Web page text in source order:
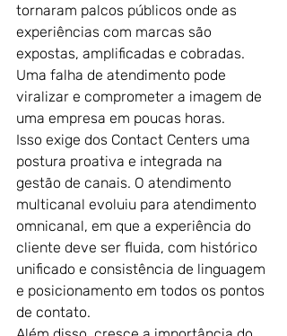
tornaram palcos públicos onde as
experiências com marcas são
expostas, amplificadas e cobradas.
Uma falha de atendimento pode
viralizar e comprometer a imagem de
uma empresa em poucas horas.
Isso exige dos Contact Centers uma
postura proativa e integrada na
gestão de canais. O atendimento
multicanal evoluiu para atendimento
omnicanal, em que a experiência do
cliente deve ser fluida, com histórico
unificado e consistência de linguagem
e posicionamento em todos os pontos
de contato.